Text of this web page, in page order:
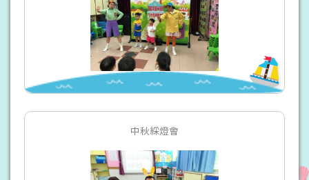
中秋綵燈會